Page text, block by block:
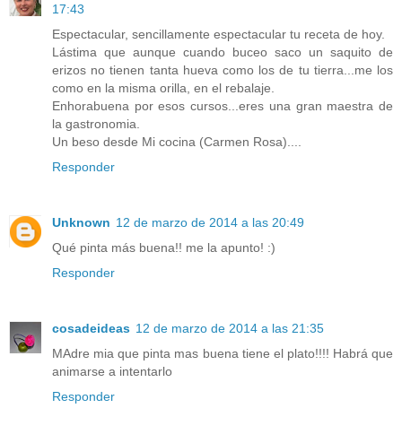
17:43
Espectacular, sencillamente espectacular tu receta de hoy.
Lástima que aunque cuando buceo saco un saquito de
erizos no tienen tanta hueva como los de tu tierra...me los
como en la misma orilla, en el rebalaje.
Enhorabuena por esos cursos...eres una gran maestra de
la gastronomia.
Un beso desde Mi cocina (Carmen Rosa)....
Responder
Unknown 12 de marzo de 2014 a las 20:49
Qué pinta más buena!! me la apunto! :)
Responder
cosadeideas 12 de marzo de 2014 a las 21:35
MAdre mia que pinta mas buena tiene el plato!!!! Habrá que
animarse a intentarlo
Responder